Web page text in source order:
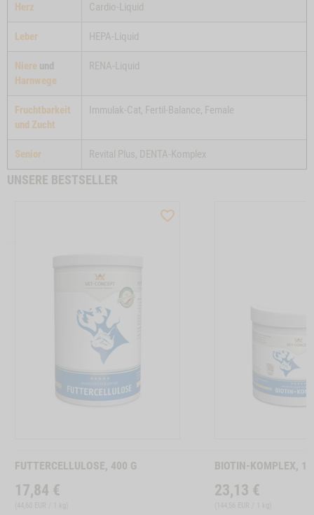
Herz Cardio-Liquid
Leber HEPA-Liquid
Niere und
Harnwege
RENA-Liquid
Fruchtbarkeit
und Zucht
Immulak-Cat, Fertil-Balance, Female
Senior Revital Plus, DENTA-Komplex
UNSERE BESTSELLER
FUER DIE KATZE -1
WISHLIST
FUTTERCELLULOSE, 400 G
17,84 €
BIOTIN-KOMPLEX,
23,13 €